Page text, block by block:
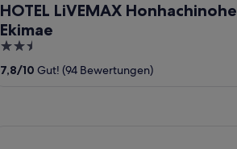
HOTEL LiVEMAX Honhachinohe
Ekimae
2.5
out
of
7,8/10 Gut! (94 Bewertungen)